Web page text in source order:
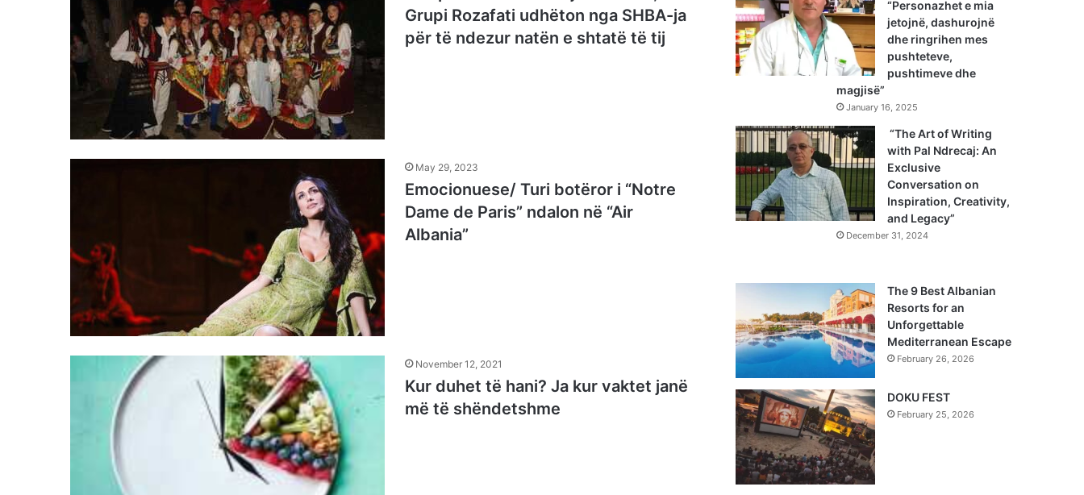
Grupi Rozafati udhëton nga SHBA-ja
për të ndezur natën e shtatë të tij
May 29, 2023
Emocionuese/ Turi botëror i “Notre
Dame de Paris” ndalon në “Air
Albania”
November 12, 2021
Kur duhet të hani? Ja kur vaktet janë
më të shëndetshme
“Personazhet e mia
jetojnë, dashurojnë
dhe ringrihen mes
pushteteve,
pushtimeve dhe
magjisë”
January 16, 2025
“The Art of Writing
with Pal Ndrecaj: An
Exclusive
Conversation on
Inspiration, Creativity,
and Legacy”
December 31, 2024
The 9 Best Albanian
Resorts for an
Unforgettable
Mediterranean Escape
February 26, 2026
DOKU FEST
February 25, 2026